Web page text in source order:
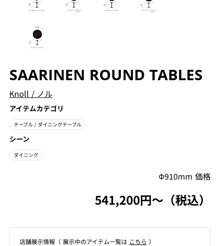
SAARINEN ROUND TABLES
Knoll / ノル
アイテムカテゴリ
テーブル / ダイニングテーブル
シーン
ダイニング
Φ910mm 価格
541,200円〜（税込）
店舗展⽰情報（ 展⽰中のアイテム⼀覧は こちら ）